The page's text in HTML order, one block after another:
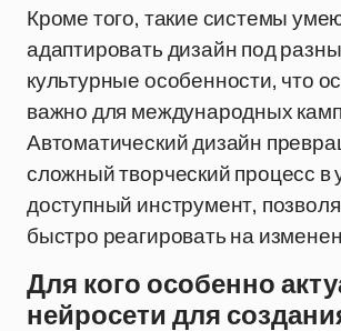
Кроме того, такие системы
адаптировать дизайн под
культурные особенности, что
важно для международных
Автоматический дизайн
сложный творческий процесс в
доступный инструмент,
быстро реагировать на
Для кого особенно
нейросети для